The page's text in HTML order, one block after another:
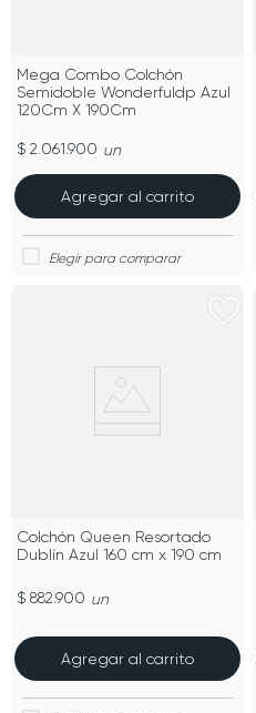
Mega Combo Colchón
Semidoble Wonderfuldp Azul
120Cm X 190Cm
$ 2.061.900 un
Agregar al carrito
Colchón Queen Resortado
Dublín Azul 160 cm x 190 cm
$ 882.900 un
Agregar al carrito